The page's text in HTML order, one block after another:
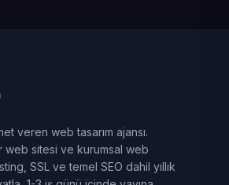
veren web tasarım ajansı.
web sitesi ve kurumsal web
SSL ve temel SEO dahil yıllık